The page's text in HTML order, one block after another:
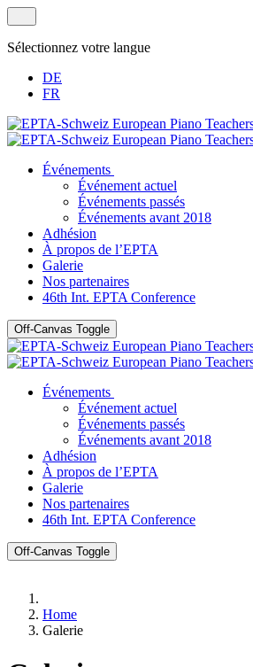
Sélectionnez votre langue
DE
FR
Événements
Événement actuel
Événements passés
Événements avant 2018
Adhésion
À propos de l’EPTA
Galerie
Nos partenaires
46th Int. EPTA Conference
Off-Canvas Toggle
Événements
Événement actuel
Événements passés
Événements avant 2018
Adhésion
À propos de l’EPTA
Galerie
Nos partenaires
46th Int. EPTA Conference
Off-Canvas Toggle
Home
Galerie